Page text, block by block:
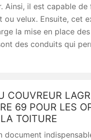
Ainsi, il est capable
ou velux. Ensuite, cet
la mise en place
des conduits qui
COUVREUR
69 POUR LES
TOITURE
document